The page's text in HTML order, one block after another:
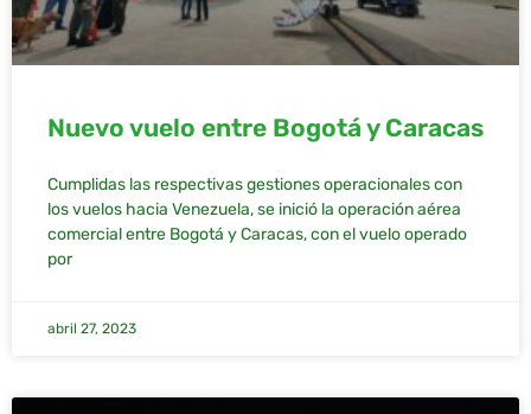
Nuevo vuelo entre Bogotá y Caracas
Cumplidas las respectivas gestiones operacionales con
los vuelos hacia Venezuela, se inició la operación aérea
comercial entre Bogotá y Caracas, con el vuelo operado
por
abril 27, 2023